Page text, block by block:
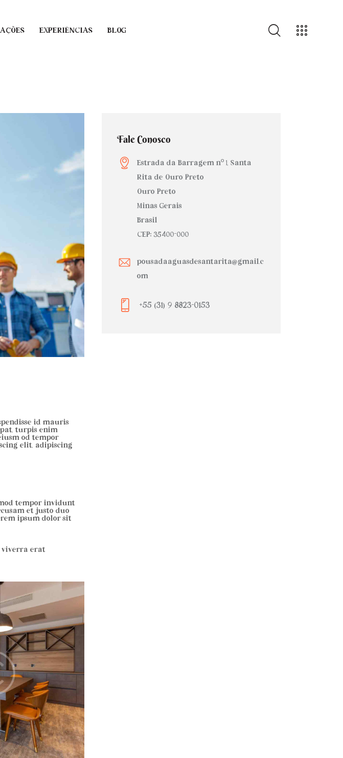
EXPERIÊNCIAS BLOG
id mauris
turpis enim
od tempor
elit, adipiscing
tempor invidunt
et justo duo
ipsum dolor sit
viverra erat
Fale Conosco
Estrada da Barragem nº 1, Santa
Rita de Ouro Preto
Ouro Preto
Minas Gerais
Brasil
CEP: 35400-000
pousadaaguasdesantarita@gmail.c
om
+55 (31) 9 8823-0153